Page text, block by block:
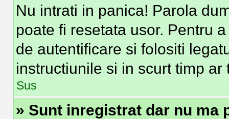
Nu intrati in panica! Parola
poate fi resetata usor. Pentru
de autentificare si folositi
instructiunile si in scurt timp
Sus
» Sunt inregistrat dar nu ma